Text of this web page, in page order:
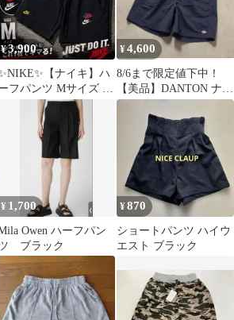
¥3,900
【ナイキ】ハ
フパンツ Mサイズ ブ
¥4,600
8/6まで限定値下中！
【美品】DANTON ナイ
ロン ショートパンツ ネ
イビー
¥ 1,700
Owen ハーフパン
ブラック
¥870
ショートパンツ ハイウ
エスト ブラック